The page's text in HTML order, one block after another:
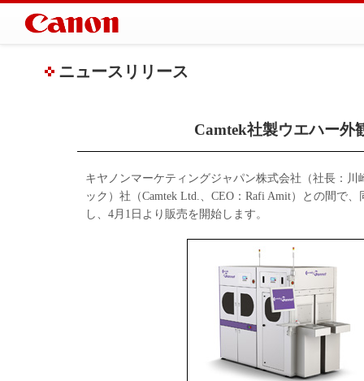
ニュースリリース
Camtek社製ウエハー外
キヤノンマーケティングジャパン株式会社（社長：
ック）社（Camtek Ltd.、CEO：Rafi Amit）との間で
し、4月1日より販売を開始します。